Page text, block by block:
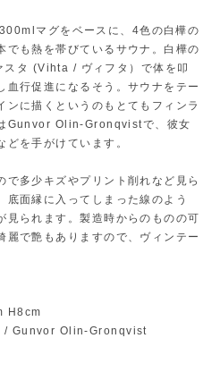
マグをベースに、4色の白樺の
でも熱を帯びているサウナ。白樺の
タ (Vihta / ヴィフタ）で体を叩
血行促進になるそう。サウナをテー
ンに描くというのもとてもフィンラ
Gunvor Olin-Gronqvistで、彼女
を手がけています。
で多少キズやプリント削れなど見ら
底面縁に入ってしまった線のよう
見られます。製造時からのものの可
麗で艶もありますので、ヴィンテー
H8cm
Gunvor Olin-Gronqvist